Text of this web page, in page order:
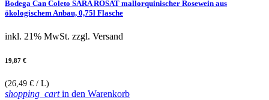
Bodega Can Coleto SARA ROSAT mallorquinischer Rosewein aus
ökologischem Anbau, 0,75l Flasche
inkl. 21% MwSt. zzgl. Versand
19,87 €
(26,49 € / L)
shopping_cartin den Warenkorb